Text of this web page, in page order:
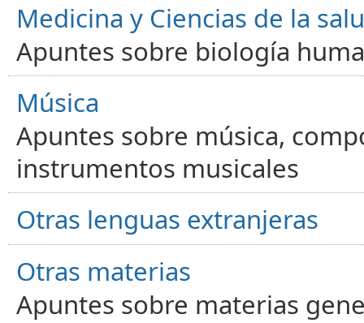
Medicina y Ciencias de la
Apuntes sobre biología
Música
Apuntes sobre música,
instrumentos musicales
Otras lenguas extranjeras
Otras materias
Apuntes sobre materias